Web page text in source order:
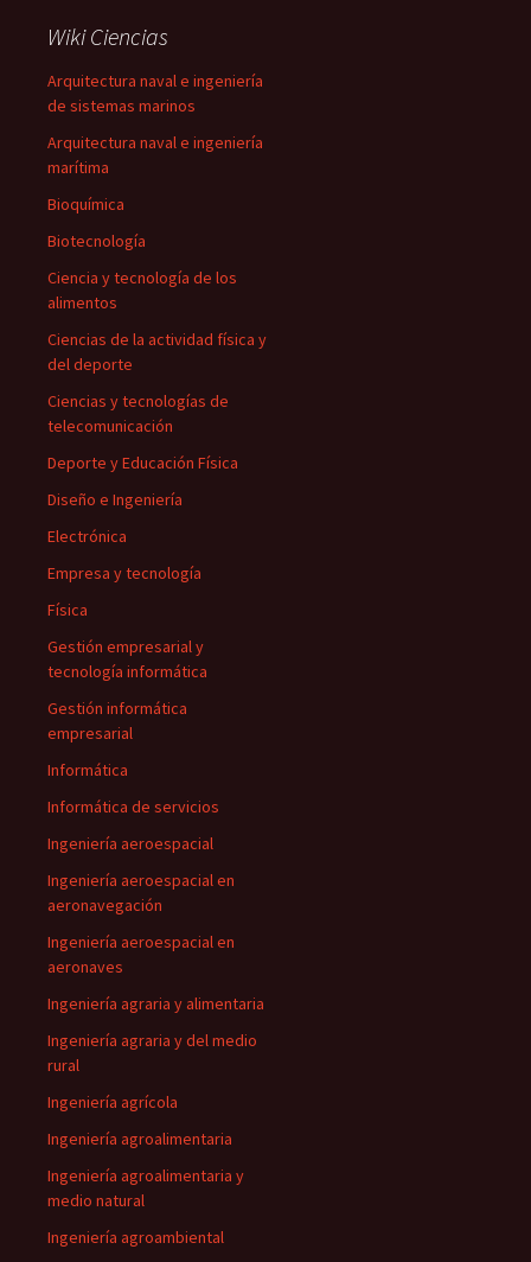
Wiki Ciencias
Arquitectura naval e ingeniería
de sistemas marinos
Arquitectura naval e ingeniería
marítima
Bioquímica
Biotecnología
Ciencia y tecnología de los
alimentos
Ciencias de la actividad física y
del deporte
Ciencias y tecnologías de
telecomunicación
Deporte y Educación Física
Diseño e Ingeniería
Electrónica
Empresa y tecnología
Física
Gestión empresarial y
tecnología informática
Gestión informática
empresarial
Informática
Informática de servicios
Ingeniería aeroespacial
Ingeniería aeroespacial en
aeronavegación
Ingeniería aeroespacial en
aeronaves
Ingeniería agraria y alimentaria
Ingeniería agraria y del medio
rural
Ingeniería agrícola
Ingeniería agroalimentaria
Ingeniería agroalimentaria y
medio natural
Ingeniería agroambiental